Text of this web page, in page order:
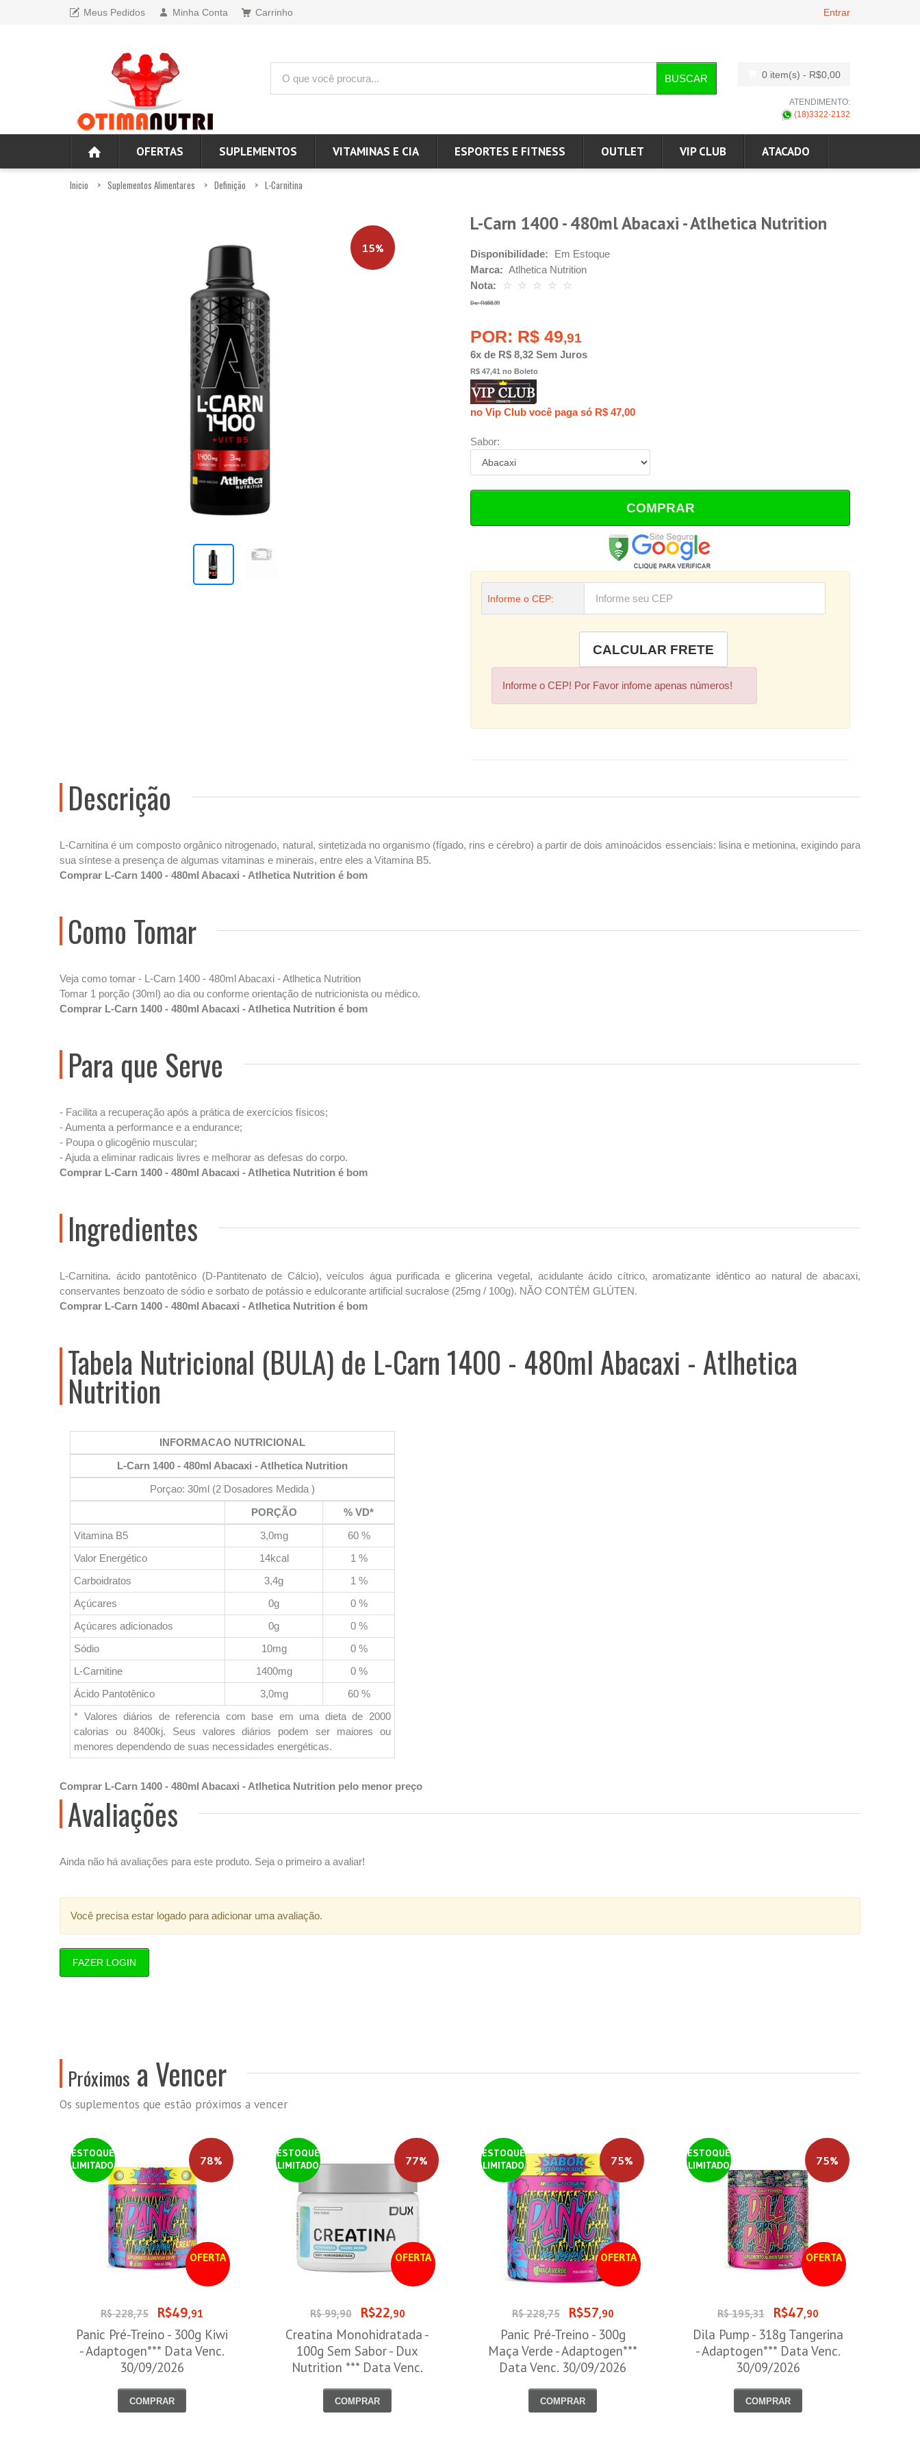
Meus Pedidos Minha Conta Carrinho Entrar
BUSCAR 0 item(s) - R$0,00
ATENDIMENTO:
(18)3322-2132
OFERTAS SUPLEMENTOS VITAMINAS E CIA ESPORTES E FITNESS OUTLET VIP CLUB ATACADO
Inicio Suplementos Alimentares Definição L-Carnitina
15%
L-Carn 1400 - 480ml Abacaxi - Atlhetica Nutrition
Disponibilidade:
Em Estoque
Marca: Atlhetica Nutrition
Nota:
☆ ☆ ☆ ☆ ☆
De: R$58,99
POR: R$ 49,91
6x de R$ 8,32 Sem Juros
R$ 47,41 no Boleto
no Vip Club você paga só R$ 47,00
Sabor:
COMPRAR
Informe o CEP:
Informe o CEP! Por Favor infome apenas números!
Descrição
L-Carnitina é um composto orgânico nitrogenado, natural, sintetizada no organismo (fígado, rins e cérebro) a partir de dois aminoácidos essenciais: lisina e metionina, exigindo para
sua síntese a presença de algumas vitaminas e minerais, entre eles a Vitamina B5.
Comprar L-Carn 1400 - 480ml Abacaxi - Atlhetica Nutrition é bom
Como Tomar
Veja como tomar - L-Carn 1400 - 480ml Abacaxi - Atlhetica Nutrition
Tomar 1 porção (30ml) ao dia ou conforme orientação de nutricionista ou médico.
Comprar L-Carn 1400 - 480ml Abacaxi - Atlhetica Nutrition é bom
Para que Serve
- Facilita a recuperação após a prática de exercícios físicos;
- Aumenta a performance e a endurance;
- Poupa o glicogênio muscular;
- Ajuda a eliminar radicais livres e melhorar as defesas do corpo.
Comprar L-Carn 1400 - 480ml Abacaxi - Atlhetica Nutrition é bom
Ingredientes
L-Carnitina. ácido pantotênico (D-Pantitenato de Cálcio), veículos água purificada e glicerina vegetal, acidulante ácido cítrico, aromatizante idêntico ao natural de abacaxi,
conservantes benzoato de sódio e sorbato de potássio e edulcorante artificial sucralose (25mg / 100g). NÃO CONTÉM GLÚTEN.
Comprar L-Carn 1400 - 480ml Abacaxi - Atlhetica Nutrition é bom
Tabela Nutricional (BULA) de L-Carn 1400 - 480ml Abacaxi - Atlhetica
Nutrition
INFORMACAO NUTRICIONAL
L-Carn 1400 - 480ml Abacaxi - Atlhetica Nutrition
Porçao: 30ml (2 Dosadores Medida )
PORÇÃO
% VD*
Vitamina B5
3,0mg
60 %
Valor Energético
14kcal
1 %
Carboidratos
3,4g
1 %
Açúcares
0g
0 %
Açúcares adicionados
0g
0 %
Sódio
10mg
0 %
L-Carnitine
1400mg
0 %
Ácido Pantotênico
3,0mg
60 %
* Valores diários de referencia com base em uma dieta de 2000
calorias ou 8400kj. Seus valores diários podem ser maiores ou
menores dependendo de suas necessidades energéticas.
Comprar L-Carn 1400 - 480ml Abacaxi - Atlhetica Nutrition pelo menor preço
Avaliações
Ainda não há avaliações para este produto. Seja o primeiro a avaliar!
Você precisa estar logado para adicionar uma avaliação.
FAZER LOGIN
Próximos a Vencer
Os suplementos que estão próximos a vencer
ESTOQUE
LIMITADO
OFERTA
78%
R$ 228,75 R$49,91
Panic Pré-Treino - 300g Kiwi
- Adaptogen*** Data Venc.
30/09/2026
COMPRAR
ESTOQUE
LIMITADO
OFERTA
77%
R$ 99,90 R$22,90
Creatina Monohidratada -
100g Sem Sabor - Dux
Nutrition *** Data Venc.
COMPRAR
ESTOQUE
LIMITADO
OFERTA
75%
R$ 228,75 R$57,90
Panic Pré-Treino - 300g
Maça Verde - Adaptogen***
Data Venc. 30/09/2026
COMPRAR
ESTOQUE
LIMITADO
OFERTA
75%
R$ 195,31 R$47,90
Dila Pump - 318g Tangerina
- Adaptogen*** Data Venc.
30/09/2026
COMPRAR